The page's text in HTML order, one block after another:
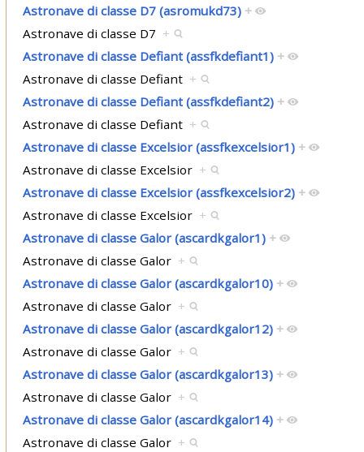
Astronave di classe D7 (asromukd73) +
Astronave di classe D7 +
Astronave di classe Defiant (assfkdefiant1) +
Astronave di classe Defiant +
Astronave di classe Defiant (assfkdefiant2) +
Astronave di classe Defiant +
Astronave di classe Excelsior (assfkexcelsior1) +
Astronave di classe Excelsior +
Astronave di classe Excelsior (assfkexcelsior2) +
Astronave di classe Excelsior +
Astronave di classe Galor (ascardkgalor1) +
Astronave di classe Galor +
Astronave di classe Galor (ascardkgalor10) +
Astronave di classe Galor +
Astronave di classe Galor (ascardkgalor12) +
Astronave di classe Galor +
Astronave di classe Galor (ascardkgalor13) +
Astronave di classe Galor +
Astronave di classe Galor (ascardkgalor14) +
Astronave di classe Galor +